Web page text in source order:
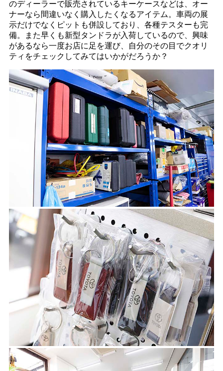
のディーラーで販売されているキーケースなどは、オー
ナーなら間違いなく購入したくなるアイテム。車両の展
示だけでなくピットも併設しており、各種テスターも完
備。また早くも新型タンドラが入荷しているので、興味
があるなら一度お店に足を運び、自分のその目でクオリ
ティをチェックしてみてはいかがだろうか？